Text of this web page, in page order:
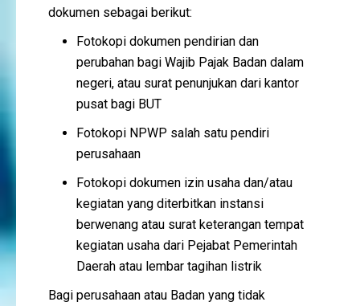
dokumen sebagai berikut:
Fotokopi dokumen pendirian dan
perubahan bagi Wajib Pajak Badan dalam
negeri, atau surat penunjukan dari kantor
pusat bagi BUT
Fotokopi NPWP salah satu pendiri
perusahaan
Fotokopi dokumen izin usaha dan/atau
kegiatan yang diterbitkan instansi
berwenang atau surat keterangan tempat
kegiatan usaha dari Pejabat Pemerintah
Daerah atau lembar tagihan listrik
Bagi perusahaan atau Badan yang tidak